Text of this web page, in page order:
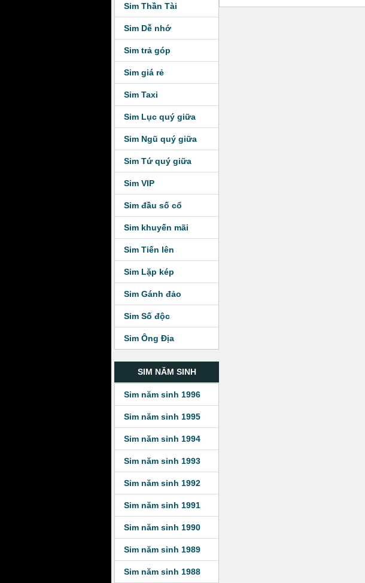
Sim Thần Tài
Sim Dễ nhớ
Sim trả góp
Sim giá rẻ
Sim Taxi
Sim Lục quý giữa
Sim Ngũ quý giữa
Sim Tứ quý giữa
Sim VIP
Sim đầu số cổ
Sim khuyến mãi
Sim Tiến lên
Sim Lặp kép
Sim Gánh đảo
Sim Số độc
Sim Ông Địa
SIM NĂM SINH
Sim năm sinh 1996
Sim năm sinh 1995
Sim năm sinh 1994
Sim năm sinh 1993
Sim năm sinh 1992
Sim năm sinh 1991
Sim năm sinh 1990
Sim năm sinh 1989
Sim năm sinh 1988